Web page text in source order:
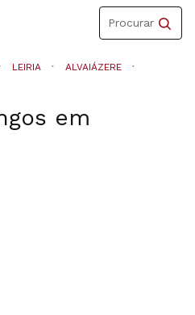
Toggle
navigation
Procurar
LEIRIA
ALVAIÁZERE
em